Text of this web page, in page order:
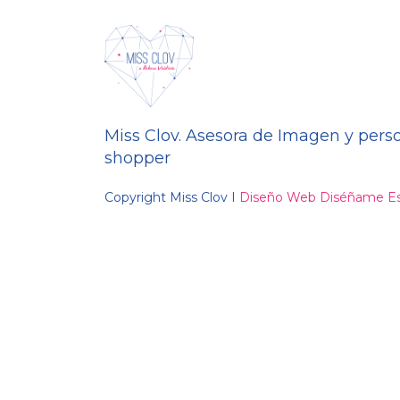
Miss Clov. Asesora de Imagen y
shopper
Copyright Miss Clov I Diseño Web Diséñame